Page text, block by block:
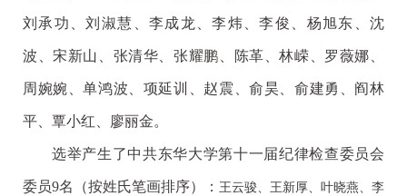
刘承功、刘淑慧、李成龙、李炜、李俊、杨旭东、沈
波、宋新山、张清华、张耀鹏、陈革、林嵘、罗薇娜、
周婉婉、单鸿波、项延训、赵震、俞昊、俞建勇、阎林
平、覃小红、廖丽金。
选举产生了中共东华大学第十一届纪律检查委员会
委员9名（按姓氏笔画排序）： 王云骏、王新厚、叶晓燕、李